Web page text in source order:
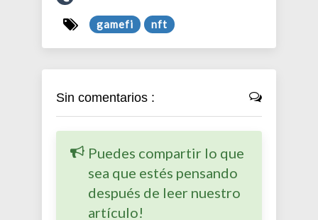
gamefi nft
Sin comentarios :
Puedes compartir lo que
sea que estés pensando
después de leer nuestro
artículo!